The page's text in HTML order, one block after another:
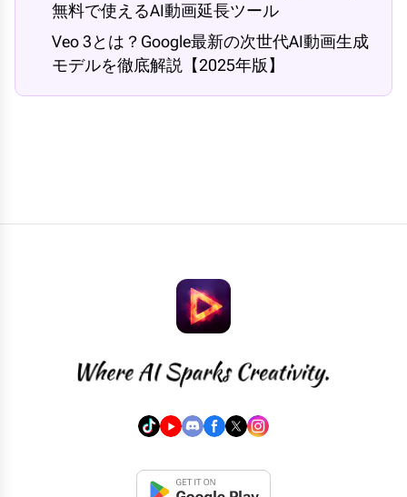
無料で使えるAI動画延長ツール
Veo 3とは？Google最新の次世代AI動画生成
モデルを徹底解説【2025年版】